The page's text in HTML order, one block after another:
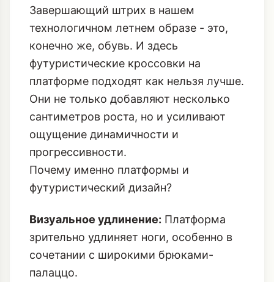
Завершающий штрих в нашем
технологичном летнем образе - это,
конечно же, обувь. И здесь
футуристические кроссовки на
платформе подходят как нельзя лучше.
Они не только добавляют несколько
сантиметров роста, но и усиливают
ощущение динамичности и
прогрессивности.
Почему именно платформы и
футуристический дизайн?
Визуальное удлинение: Платформа
зрительно удлиняет ноги, особенно в
сочетании с широкими брюками-
палаццо.